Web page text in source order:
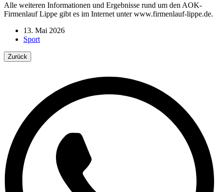
Alle weiteren Informationen und Ergebnisse rund um den AOK-
Firmenlauf Lippe gibt es im Internet unter www.firmenlauf-lippe.de.
13. Mai 2026
Sport